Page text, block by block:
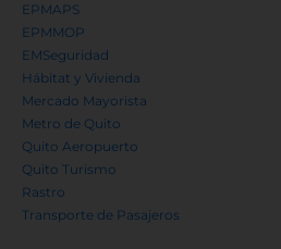
EPMAPS
EPMMOP
EMSeguridad
Hábitat y Vivienda
Mercado Mayorista
Metro de Quito
Quito Aeropuerto
Quito Turismo
Rastro
Transporte de Pasajeros